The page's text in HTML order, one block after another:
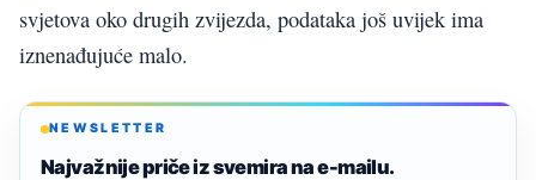
svjetova oko drugih zvijezda, podataka još uvijek ima
iznenađujuće malo.
NEWSLETTER
Najvažnije priče iz svemira na e-mailu.